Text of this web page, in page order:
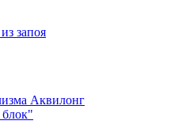
запоя
Аквилонг